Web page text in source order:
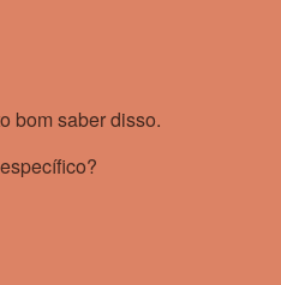
bom saber disso.